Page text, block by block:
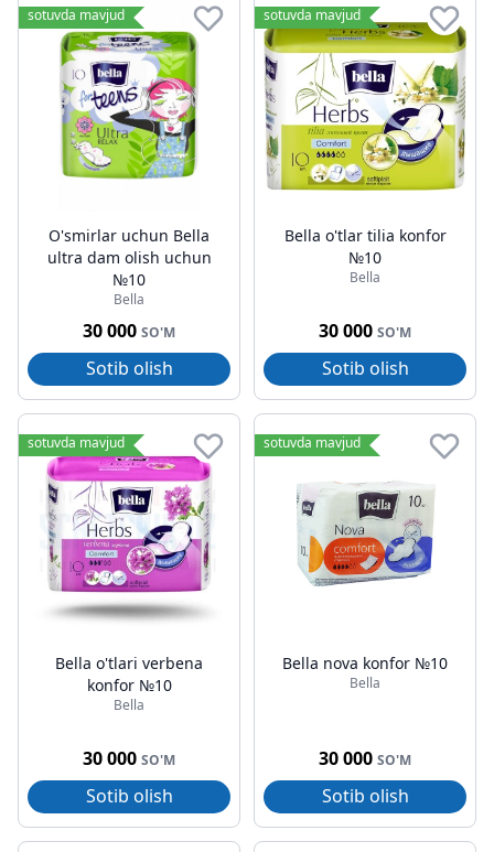
sotuvda mavjud
O'smirlar uchun Bella
ultra dam olish uchun
№10
Bella
30 000 SO'M
Sotib olish
sotuvda mavjud
Bella o'tlar tilia konfor
№10
Bella
30 000 SO'M
Sotib olish
sotuvda mavjud
Bella o'tlari verbena
konfor №10
Bella
30 000 SO'M
Sotib olish
sotuvda mavjud
Bella nova konfor №10
Bella
30 000 SO'M
Sotib olish